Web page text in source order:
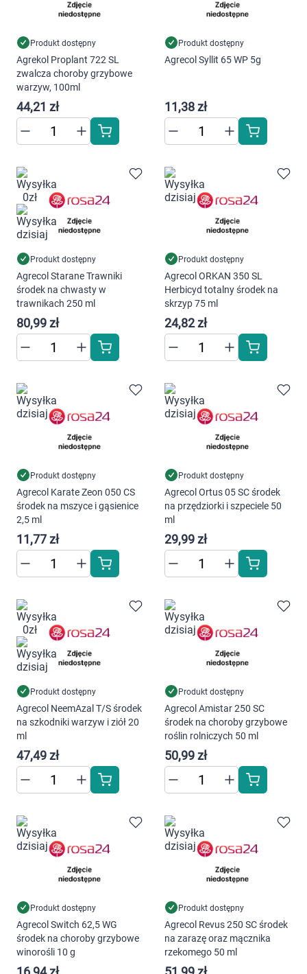
warunki przechowywania lub dostępu do
"Ustawienia" lub możesz zaakceptować
ustawienia wszystkich cookies klikając
AKCEPTUJĘ WSZYSTKIE
Ustawienia
AKCEPTUJĘ WSZYSTKIE
Produkt dostępny
Agrekol Proplant 722 SL
zwalcza choroby grzybowe
warzyw, 100ml
44,21 zł
Produkt dostępny
Agrecol Syllit 65 WP 5g
11,38 zł
Produkt dostępny
Agrecol Starane Trawniki
środek na chwasty w
trawnikach 250 ml
80,99 zł
Produkt dostępny
Agrecol ORKAN 350 SL
Herbicyd totalny środek na
skrzyp 75 ml
24,82 zł
Produkt dostępny
Agrecol Karate Zeon 050 CS
środek na mszyce i gąsienice
2,5 ml
11,77 zł
Produkt dostępny
Agrecol Ortus 05 SC środek
na przędziorki i szpeciele 50
ml
29,99 zł
Produkt dostępny
Agrecol NeemAzal T/S środek
na szkodniki warzyw i ziół 20
ml
47,49 zł
Produkt dostępny
Agrecol Amistar 250 SC
środek na choroby grzybowe
roślin rolniczych 50 ml
50,99 zł
Produkt dostępny
Agrecol Switch 62,5 WG
środek na choroby grzybowe
winorośli 10 g
Produkt dostępny
Agrecol Revus 250 SC środek
na zarazę oraz mącznika
rzekomego 50 ml